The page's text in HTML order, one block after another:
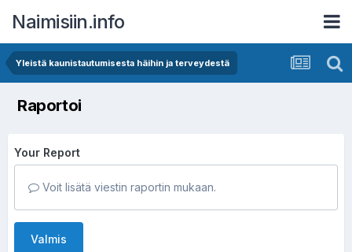
Naimisiin.info
Yleistä kaunistautumisesta häihin ja terveydestä
Raportoi
Your Report
Voit lisätä viestin raportin mukaan.
Valmis